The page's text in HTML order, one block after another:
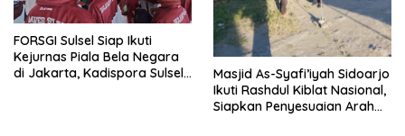
FORSGI Sulsel Siap Ikuti
Kejurnas Piala Bela Negara
di Jakarta, Kadispora Sulsel
Masjid As-Syafi’iyah Sidoarjo
Ikuti Rashdul Kiblat Nasional,
Siapkan Penyesuaian Arah